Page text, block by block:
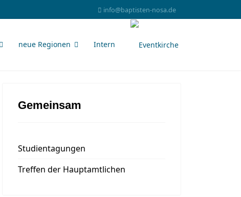
info@baptisten-nosa.de
neue Regionen Intern
Gemeinsam
Studientagungen
Treffen der Hauptamtlichen